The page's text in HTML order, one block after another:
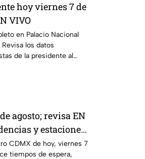
hoy viernes 7 de
VIVO
en Palacio Nacional
los datos
de la presidente al
agosto; revisa EN
y estaciones
CDMX de hoy, viernes 7
tiempos de espera,